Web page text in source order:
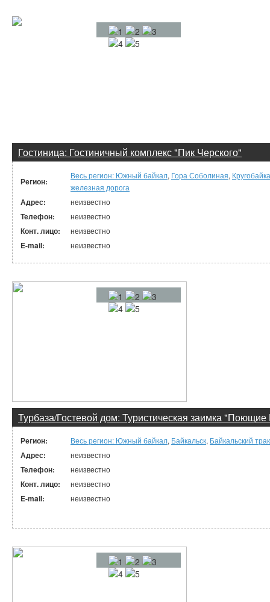
Гостиница: Гостиничный комплекс "Пик Черского"
Регион:
Весь регион: Южный байкал, Гора Соболиная,
железная дорога
Адрес: неизвестно
Телефон: неизвестно
Конт. лицо: неизвестно
E-mail: неизвестно
Турбаза/Гостевой дом: Туристическая заимка "Поющие
Регион: Весь регион: Южный байкал, Байкальск, Байкальский
Адрес: неизвестно
Телефон: неизвестно
Конт. лицо: неизвестно
E-mail: неизвестно